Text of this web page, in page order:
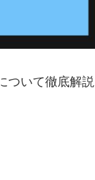
ついて徹底解説